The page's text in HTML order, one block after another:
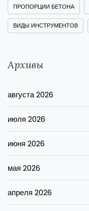
ПРОПОРЦИИ БЕТОНА
ВИДЫ ИНСТРУМЕНТОВ
Архивы
августа 2026
июля 2026
июня 2026
мая 2026
апреля 2026